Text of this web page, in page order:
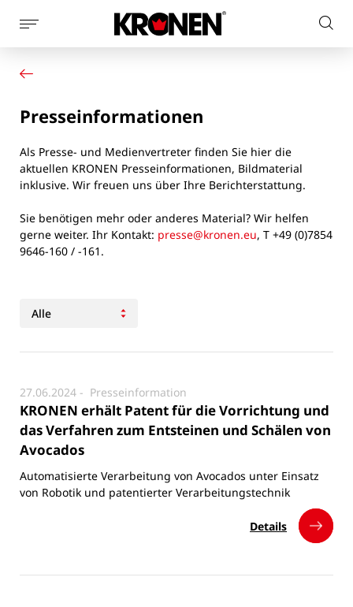
Seitennaviagtion
anzeigen
Unsere Lösungen
Aktuelles
Kontakt
Presseinformationen
Als Presse- und Medienvertreter finden Sie hier die
aktuellen KRONEN Presseinformationen, Bildmaterial
inklusive. Wir freuen uns über Ihre Berichterstattung.
Sie benötigen mehr oder anderes Material? Wir helfen
gerne weiter. Ihr Kontakt: presse@kronen.eu, T +49 (0)7854
9646-160 / -161.
27.06.2024 - Presseinformation
KRONEN erhält Patent für die Vorrichtung und
das Verfahren zum Entsteinen und Schälen von
Avocados
Automatisierte Verarbeitung von Avocados unter Einsatz
von Robotik und patentierter Verarbeitungstechnik
Details